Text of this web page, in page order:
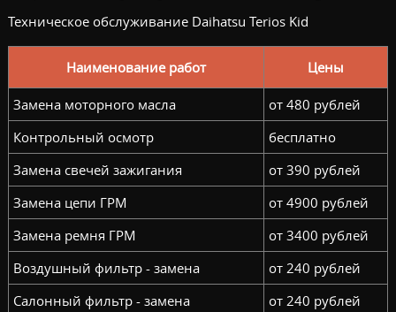
Техническое обслуживание Daihatsu Terios Kid
Наименование работ Цены
Замена моторного масла
от 480 рублей
Контрольный осмотр
бесплатно
Замена свечей зажигания
от 390 рублей
Замена цепи ГРМ
от 4900 рублей
Замена ремня ГРМ
от 3400 рублей
Воздушный фильтр - замена
от 240 рублей
Салонный фильтр - замена
от 240 рублей